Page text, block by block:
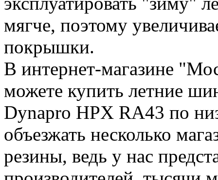
мягче, поэтому
покрышки.
В интернет-магазине
можете купить летние
Dynapro HPX RA43 по
объезжать несколько
резины, ведь у нас